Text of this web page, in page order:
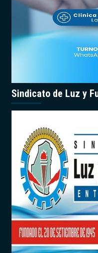
Sindicato de Luz y